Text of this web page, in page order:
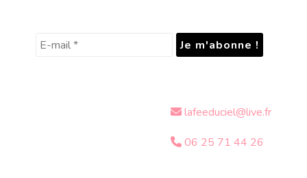
lafeeduciel@live.fr
06 25 71 44 26